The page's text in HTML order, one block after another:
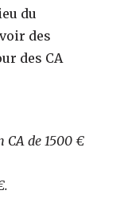
du
des
des CA
CA de 1500 €